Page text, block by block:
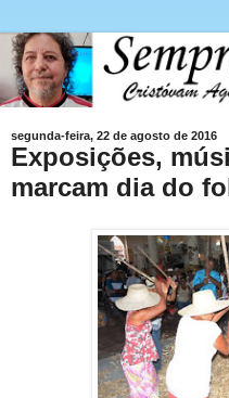
segunda-feira, 22 de agosto de 2016
Exposições,
marcam dia do